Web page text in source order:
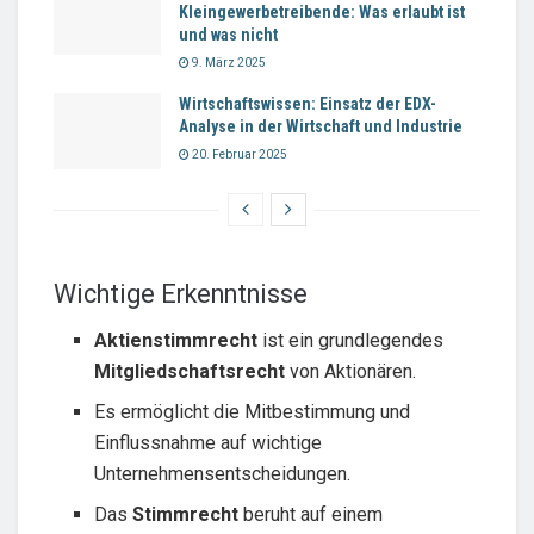
Kleingewerbetreibende: Was erlaubt ist
und was nicht
9. März 2025
Wirtschaftswissen: Einsatz der EDX-
Analyse in der Wirtschaft und Industrie
20. Februar 2025
Wichtige Erkenntnisse
Aktienstimmrecht ist ein grundlegendes
Mitgliedschaftsrecht von Aktionären.
Es ermöglicht die Mitbestimmung und
Einflussnahme auf wichtige
Unternehmensentscheidungen.
DasStimmrecht beruht auf einem